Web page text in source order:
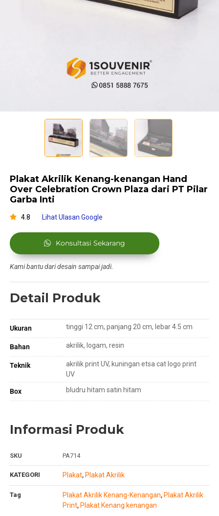
Plakat Akrilik Kenang-kenangan Hand
Over Celebration Crown Plaza dari PT Pilar
Garba Inti
4.8 Lihat Ulasan Google
Konsultasi Sekarang
Kami bantu dari desain sampai jadi.
Detail Produk
Ukuran tinggi 12 cm, panjang 20 cm, lebar 4.5 cm
Bahan akrilik, logam, resin
Teknik
akrilik print UV, kuningan etsa cat logo print
UV
Box bludru hitam satin hitam
Informasi Produk
SKU PA714
KATEGORI Plakat, Plakat Akrilik
Tag Plakat Akrilik Kenang-Kenangan, Plakat Akrilik
Print, Plakat Kenang kenangan